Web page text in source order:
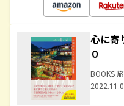
心に寄
０
BOOKS